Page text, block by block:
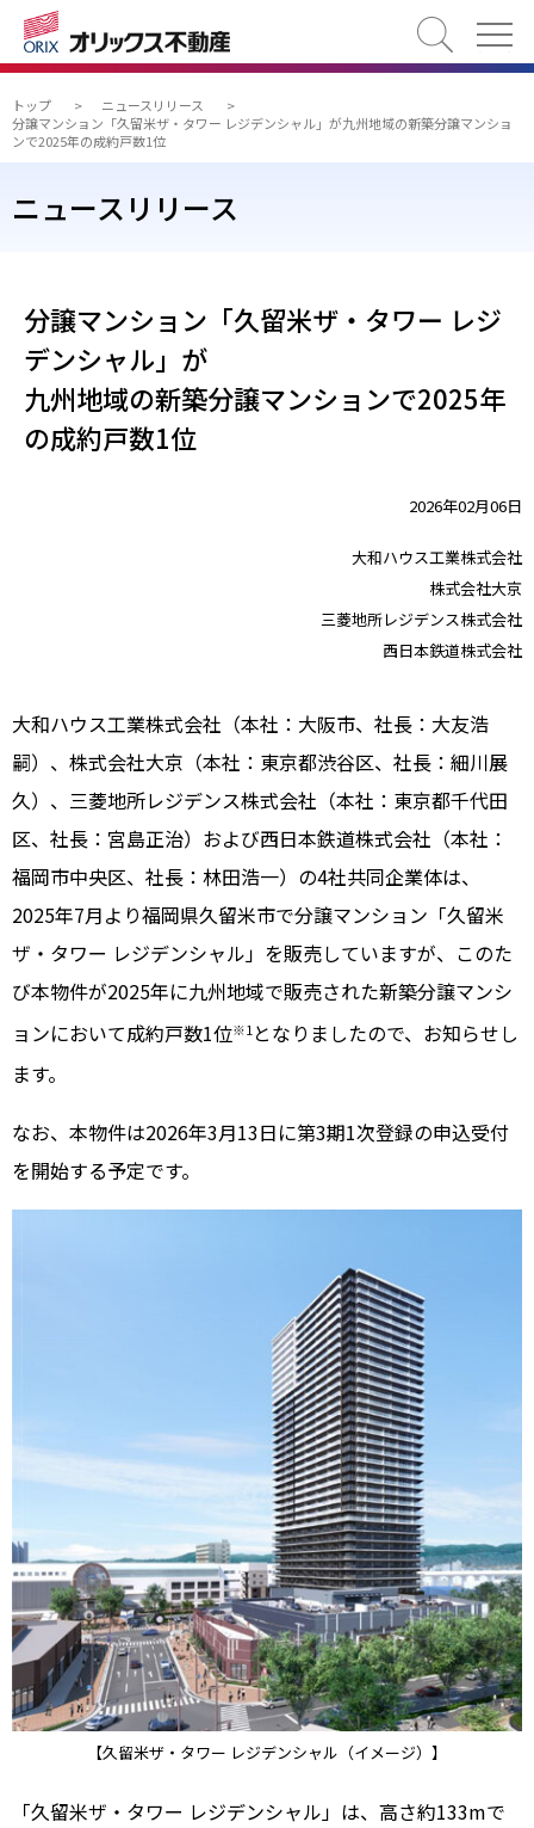
検索
トップ > ニュースリリース
>
分譲マンション「久留米ザ・タワー レジデンシャル」が九州地域の新築分譲マンショ
ンで2025年の成約戸数1位
ニュースリリース
分譲マンション「久留米ザ・タワー レジ
デンシャル」が
九州地域の新築分譲マンションで2025年
の成約戸数1位
2026年02月06日
大和ハウス工業株式会社
株式会社大京
三菱地所レジデンス株式会社
西日本鉄道株式会社
大和ハウス工業株式会社（本社：大阪市、社長：大友浩
嗣）、株式会社大京（本社：東京都渋谷区、社長：細川展
久）、三菱地所レジデンス株式会社（本社：東京都千代田
区、社長：宮島正治）および西日本鉄道株式会社（本社：
福岡市中央区、社長：林田浩一）の4社共同企業体は、
2025年7月より福岡県久留米市で分譲マンション「久留米
ザ・タワー レジデンシャル」を販売していますが、このた
び本物件が2025年に九州地域で販売された新築分譲マンシ
ョンにおいて成約戸数1位※1 となりましたので、お知らせし
ます。
なお、本物件は2026年3月13日に第3期1次登録の申込受付
を開始する予定です。
【久留米ザ・タワー レジデンシャル（イメージ）】
「久留米ザ・タワー レジデンシャル」は、高さ約133mで